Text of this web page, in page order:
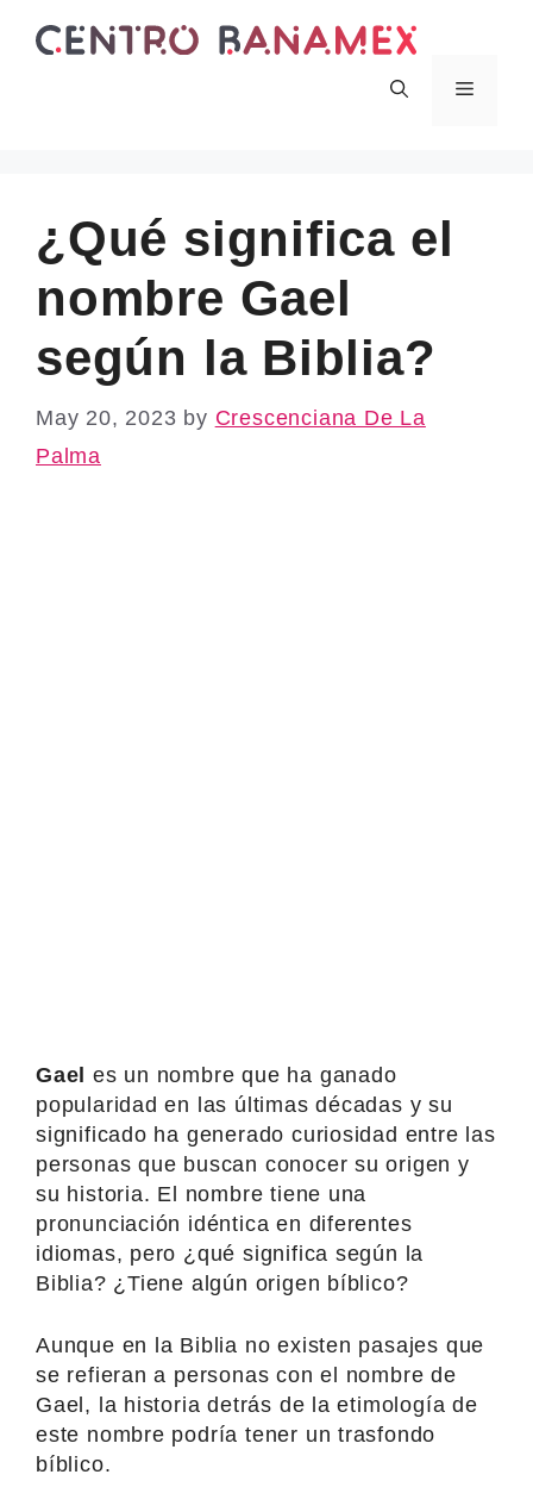
Menu
¿Qué significa el
nombre Gael
según la Biblia?
May 20, 2023 by Crescenciana De La
Palma
Gael es un nombre que ha ganado
popularidad en las últimas décadas y su
significado ha generado curiosidad entre las
personas que buscan conocer su origen y
su historia. El nombre tiene una
pronunciación idéntica en diferentes
idiomas, pero ¿qué significa según la
Biblia? ¿Tiene algún origen bíblico?
Aunque en la Biblia no existen pasajes que
se refieran a personas con el nombre de
Gael, la historia detrás de la etimología de
este nombre podría tener un trasfondo
bíblico.